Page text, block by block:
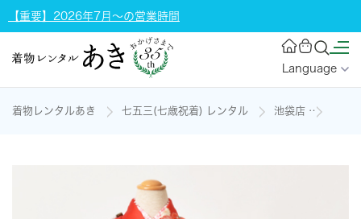
【重要】2026年7月～の営業時間
Language
着物レンタルあき 七五三(七歳祝着) レンタル 池袋店